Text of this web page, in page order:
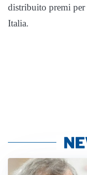
distribuito premi
Italia.